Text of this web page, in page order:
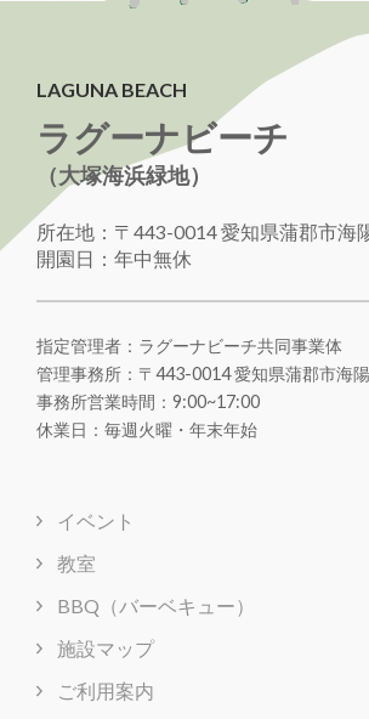
LAGUNA BEACH
ラグーナビーチ
（大塚海浜緑地）
所在地：〒443-0014 愛知県蒲郡市海
開園日：年中無休
指定管理者：ラグーナビーチ共同事業体
管理事務所：〒443-0014 愛知県蒲郡市海
事務所営業時間：9:00~17:00
休業日：毎週火曜・年末年始
イベント
教室
BBQ（バーベキュー）
施設マップ
ご利用案内